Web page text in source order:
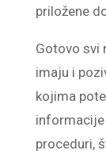
priložene
Gotovo svi
imaju i
kojima
proceduri,